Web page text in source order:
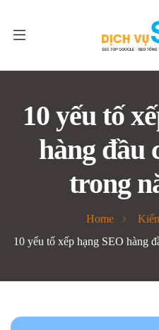
10 yếu tố
hàng đầu
trong
Home
10 yếu tố xếp hạng SEO hàng